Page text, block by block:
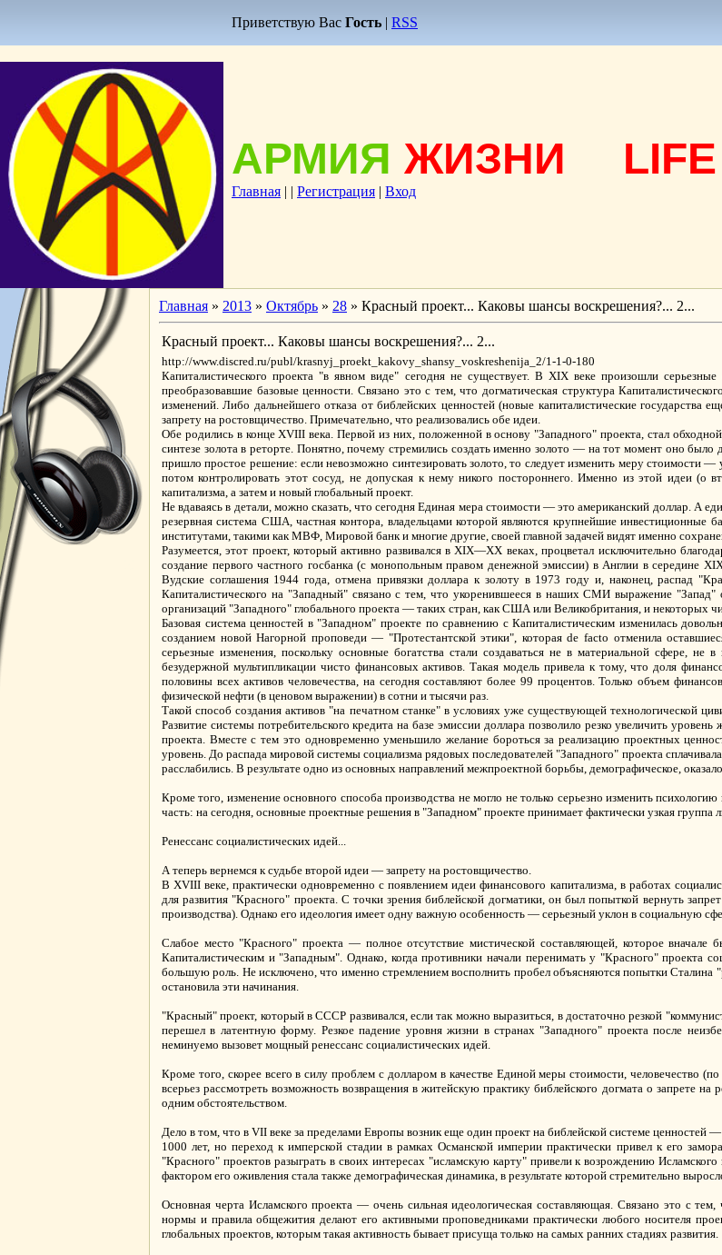
Приветствую Вас Гость | RSS
АРМИЯ ЖИЗНИ LIFE
Главная | | Регистрация | Вход
Главная » 2013 » Октябрь » 28 » Красный проект... Каковы шансы воскрешения?... 2...
Красный проект... Каковы шансы воскрешения?... 2...
http://www.discred.ru/publ/krasnyj_proekt_kakovy_shansy_voskreshenija_2/1-1-0-180
Капиталистического проекта "в явном виде" сегодня не существует. В XIX веке произошли
преобразовавшие базовые ценности. Связано это с тем, что догматическая структура
изменений. Либо дальнейшего отказа от библейских ценностей (новые капиталистические государства
запрету на ростовщичество. Примечательно, что реализовались обе идеи.
Обе родились в конце XVIII века. Первой из них, положенной в основу "Западного" проекта, стал
синтезе золота в реторте. Понятно, почему стремились создать именно золото — на тот момент оно было
пришло простое решение: если невозможно синтезировать золото, то следует изменить меру стоимости
потом контролировать этот сосуд, не допуская к нему никого постороннего. Именно из этой идеи (о
капитализма, а затем и новый глобальный проект.
Не вдаваясь в детали, можно сказать, что сегодня Единая мера стоимости — это американский доллар. А
резервная система США, частная контора, владельцами которой являются крупнейшие инвестиционные
институтами, такими как МВФ, Мировой банк и многие другие, своей главной задачей видят именно
Разумеется, этот проект, который активно развивался в XIX—XX веках, процветал исключительно
создание первого частного госбанка (с монопольным правом денежной эмиссии) в Англии в середине
Вудские соглашения 1944 года, отмена привязки доллара к золоту в 1973 году и, наконец, распад
Капиталистического на "Западный" связано с тем, что укоренившееся в наших СМИ выражение
организаций "Западного" глобального проекта — таких стран, как США или Великобритания, и
Базовая система ценностей в "Западном" проекте по сравнению с Капиталистическим изменилась
созданием новой Нагорной проповеди — "Протестантской этики", которая de facto отменила
серьезные изменения, поскольку основные богатства стали создаваться не в материальной сфере,
безудержной мультипликации чисто финансовых активов. Такая модель привела к тому, что доля
половины всех активов человечества, на сегодня составляют более 99 процентов. Только объем
физической нефти (в ценовом выражении) в сотни и тысячи раз.
Такой способ создания активов "на печатном станке" в условиях уже существующей технологической
Развитие системы потребительского кредита на базе эмиссии доллара позволило резко увеличить
проекта. Вместе с тем это одновременно уменьшило желание бороться за реализацию проектных
уровень. До распада мировой системы социализма рядовых последователей "Западного" проекта
расслабились. В результате одно из основных направлений межпроектной борьбы, демографическое,
Кроме того, изменение основного способа производства не могло не только серьезно изменить
часть: на сегодня, основные проектные решения в "Западном" проекте принимает фактически узкая группа
Ренессанс социалистических идей...
А теперь вернемся к судьбе второй идеи — запрету на ростовщичество.
В XVIII веке, практически одновременно с появлением идеи финансового капитализма, в работах
для развития "Красного" проекта. С точки зрения библейской догматики, он был попыткой вернуть
производства). Однако его идеология имеет одну важную особенность — серьезный уклон в социальную
Слабое место "Красного" проекта — полное отсутствие мистической составляющей, которое вначале
Капиталистическим и "Западным". Однако, когда противники начали перенимать у "Красного" проекта
большую роль. Не исключено, что именно стремлением восполнить пробел объясняются попытки Сталина
остановила эти начинания.
"Красный" проект, который в СССР развивался, если так можно выразиться, в достаточно резкой
перешел в латентную форму. Резкое падение уровня жизни в странах "Западного" проекта после
неминуемо вызовет мощный ренессанс социалистических идей.
Кроме того, скорее всего в силу проблем с долларом в качестве Единой меры стоимости, человечество
всерьез рассмотреть возможность возвращения в житейскую практику библейского догмата о запрете
одним обстоятельством.
Дело в том, что в VII веке за пределами Европы возник еще один проект на библейской системе ценностей
1000 лет, но переход к имперской стадии в рамках Османской империи практически привел к его
"Красного" проектов разыграть в своих интересах "исламскую карту" привели к возрождению
фактором его оживления стала также демографическая динамика, в результате которой стремительно
Основная черта Исламского проекта — очень сильная идеологическая составляющая. Связано это с
нормы и правила общежития делают его активными проповедниками практически любого носителя
глобальных проектов, которым такая активность бывает присуща только на самых ранних стадиях развития.